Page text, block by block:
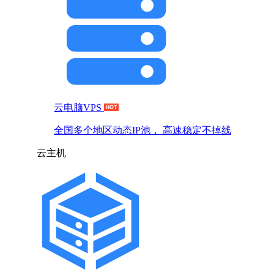
云电脑VPS
全国多个地区动态IP池， 高速稳定不掉线
云主机